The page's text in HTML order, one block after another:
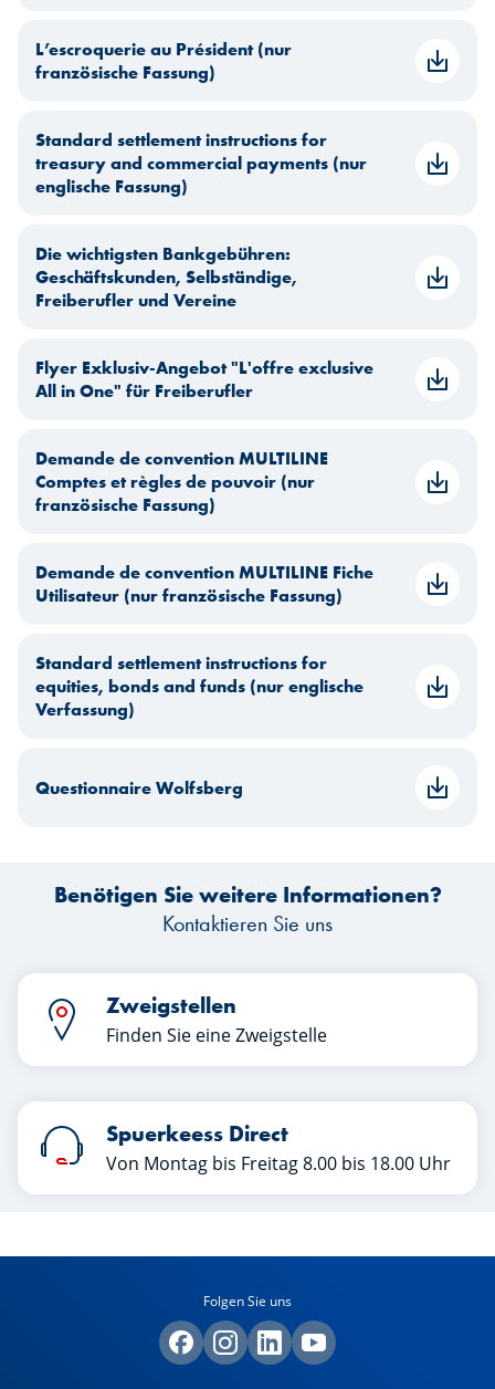
L’escroquerie au Président (nur
französische Fassung)
Standard settlement instructions for
treasury and commercial payments (nur
englische Fassung)
Die wichtigsten Bankgebühren:
Geschäftskunden, Selbständige,
Freiberufler und Vereine
Flyer Exklusiv-Angebot "L'offre exclusive
All in One" für Freiberufler
Demande de convention MULTILINE
Comptes et règles de pouvoir (nur
französische Fassung)
Demande de convention MULTILINE Fiche
Utilisateur (nur französische Fassung)
Standard settlement instructions for
equities, bonds and funds (nur englische
Verfassung)
Questionnaire Wolfsberg
Benötigen Sie weitere Informationen?
Kontaktieren Sie uns
Zweigstellen
Finden Sie eine Zweigstelle
Spuerkeess Direct
Von Montag bis Freitag 8.00 bis 18.00 Uhr
Folgen Sie uns